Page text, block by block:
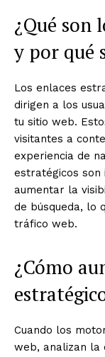
¿Qué son
y por qué
Los enlaces
dirigen a los
tu sitio web.
visitantes a
experiencia de
estratégicos son
aumentar la
de búsqueda, lo
tráfico web.
¿Cómo
Cuando los
web, analizan la